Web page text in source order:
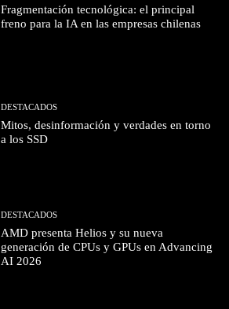
Fragmentación tecnológica: el principal
freno para la IA en las empresas chilenas
DESTACADOS
Mitos, desinformación y verdades en torno
a los SSD
DESTACADOS
AMD presenta Helios y su nueva
generación de CPUs y GPUs en Advancing
AI 2026